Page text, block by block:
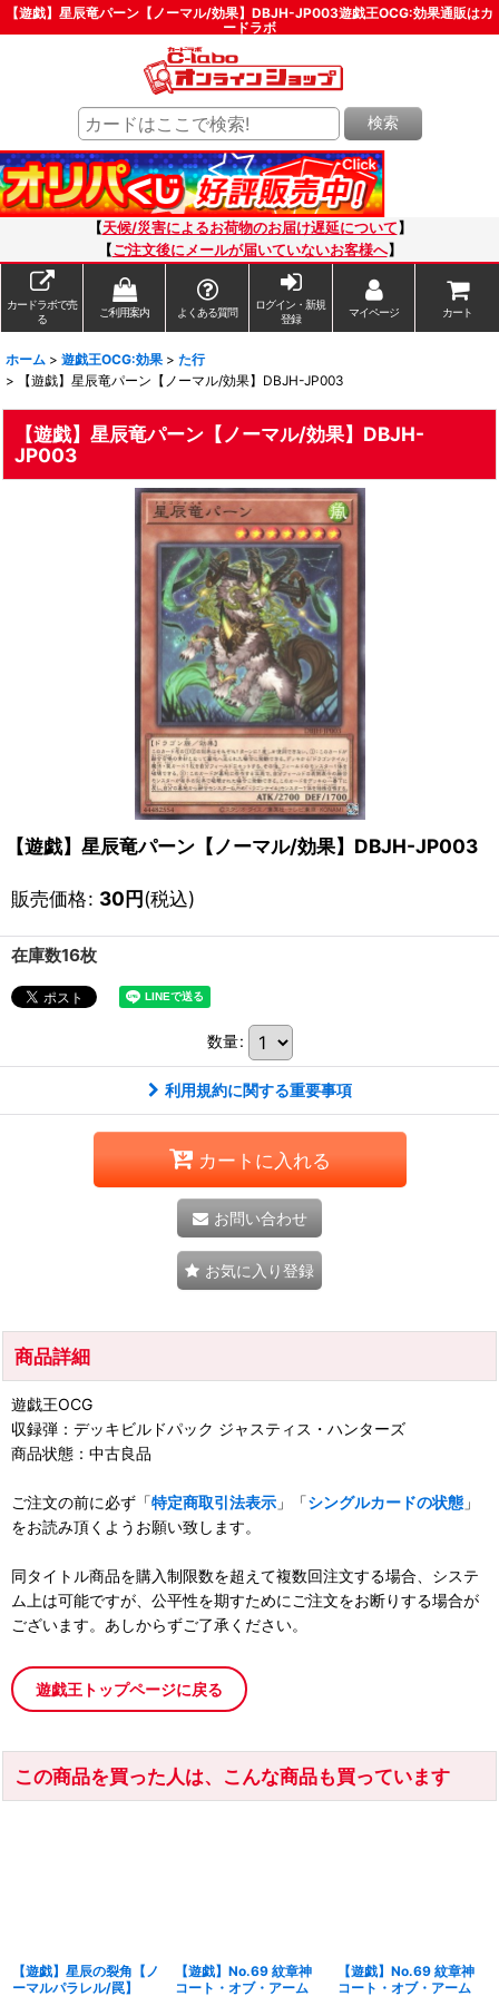
【遊戯】星辰竜パーン【ノーマル/効果】DBJH-JP003遊戯王OCG:効果通販はカ
ードラボ
検索
【天候/災害によるお荷物のお届け遅延について 】
【ご注文後にメールが届いていないお客様へ】
カードラボで売
る
ご利用案内 よくある質問
ログイン・新規
登録
マイページ カート
ホーム > 遊戯王OCG:効果 > た行
>
【遊戯】星辰竜パーン【ノーマル/効果】DBJH-JP003
【遊戯】星辰竜パーン【ノーマル/効果】DBJH-
JP003
【遊戯】星辰竜パーン【ノーマル/効果】DBJH-JP003
販売価格: 30円(税込)
在庫数16枚
数量:
利用規約に関する重要事項
カートに入れる
お問い合わせ
お気に入り登録
商品詳細
遊戯王OCG
収録弾：デッキビルドパック ジャスティス・ハンターズ
商品状態：中古良品
ご注文の前に必ず「特定商取引法表示 」「シングルカードの状態 」
をお読み頂くようお願い致します。
同タイトル商品を購入制限数を超えて複数回注文する場合、システ
ム上は可能ですが、公平性を期すためにご注文をお断りする場合が
ございます。あしからずご了承ください。
遊戯王トップページに戻る
この商品を買った人は、こんな商品も買っています
【遊戯】星辰の裂角【ノ
ーマルパラレル/罠】
【遊戯】No.69 紋章神
コート・オブ・アーム
【遊戯】No.69 紋章神
コート・オブ・アーム